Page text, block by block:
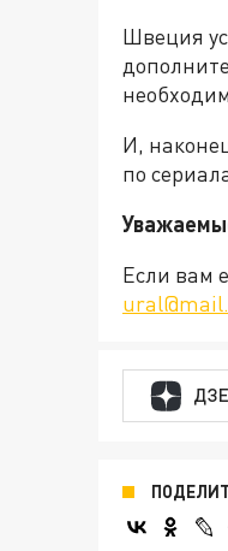
Швеция
И,
по
Если вам